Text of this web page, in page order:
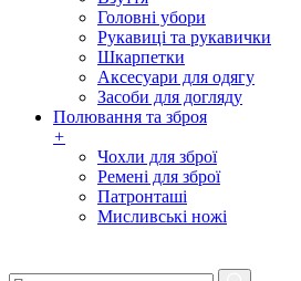
Головні убори
Рукавиці та рукавички
Шкарпетки
Аксесуари для одягу
Засоби для догляду
Полювання та зброя
+
Чохли для зброї
Ремені для зброї
Патронташі
Мисливські ножі